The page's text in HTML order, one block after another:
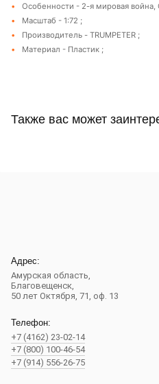
Особенности - 2-я мировая война,
Масштаб - 1:72 ;
Производитель - TRUMPETER ;
Материал - Пластик ;
Также вас может
Адрес:
Амурская область,
Благовещенск,
50 лет Октября, 71, оф. 13
Телефон:
+7 (4162) 23-02-14
+7 (800) 100-46-54
+7 (914) 556-26-75